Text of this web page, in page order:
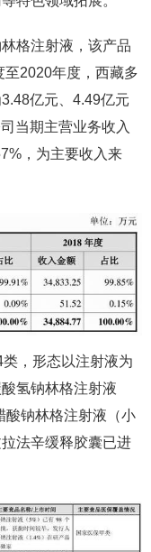
格注射液，该产品
2020年度，西藏多
亿元、4.49亿元
当期主营业务收入
，为主要收入来
，形态以注射液为
氢钠林格注射液
酸钠林格注射液（小
法辛缓释胶囊已进